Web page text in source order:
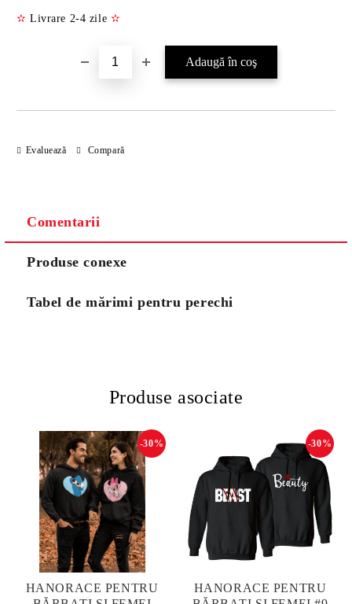
✫ Livrare 2-4 zile ✫
Evaluează Compară
Comentarii
Produse conexe
Tabel de mărimi pentru perechi
Produse asociate
HANORACE PENTRU
-30%
HANORACE PENTRU
-30%